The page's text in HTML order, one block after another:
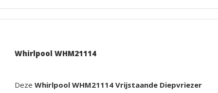
Whirlpool WHM21114
Deze Whirlpool WHM21114 Vrijstaande Diepvriezer